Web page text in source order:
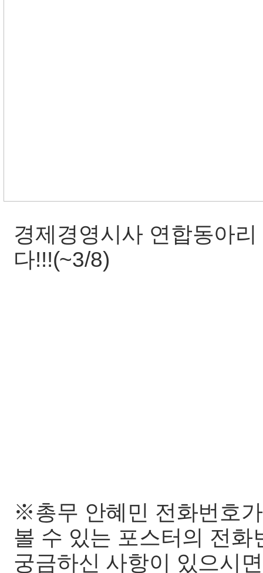
경제경영시사 연합동아
다!!!(~3/8)
※총무 안혜민 전화번호
볼 수 있는 포스터의 전
궁금하신 사항이 있으시